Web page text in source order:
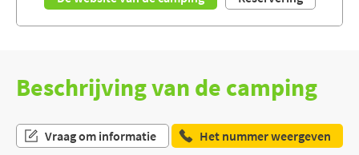
Beschrijving van de camping
Vraag om informatie
Het nummer weergeven